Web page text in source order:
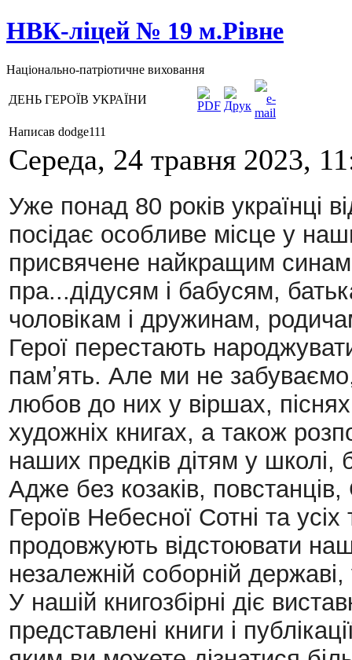
НВК-ліцей № 19 м.Рівне
Національно-патріотичне виховання
ДЕНЬ ГЕРОЇВ УКРАЇНИ
Написав dodge111
Середа, 24 травня 2023,
Уже понад 80 років українці
посідає особливе місце у
присвячене найкращим
пра...дідусям і бабусям,
чоловікам і дружинам,
Герої перестають
памʼять. Але ми не
любов до них у віршах,
художніх книгах, а також
наших предків дітям у школі,
Адже без козаків, повстанців,
Героїв Небесної Сотні та усіх
продовжують відстоювати
незалежній соборній державі,
У нашій книгозбірні діє
представлені книги і